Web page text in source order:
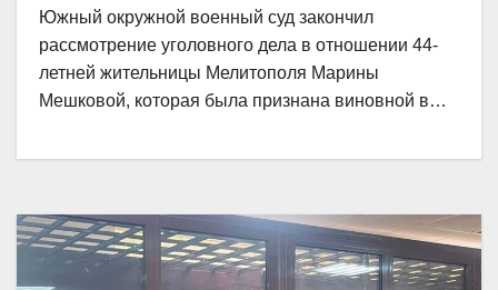
Южный окружной военный суд закончил
рассмотрение уголовного дела в отношении 44-
летней жительницы Мелитополя Марины
Мешковой, которая была признана виновной в…